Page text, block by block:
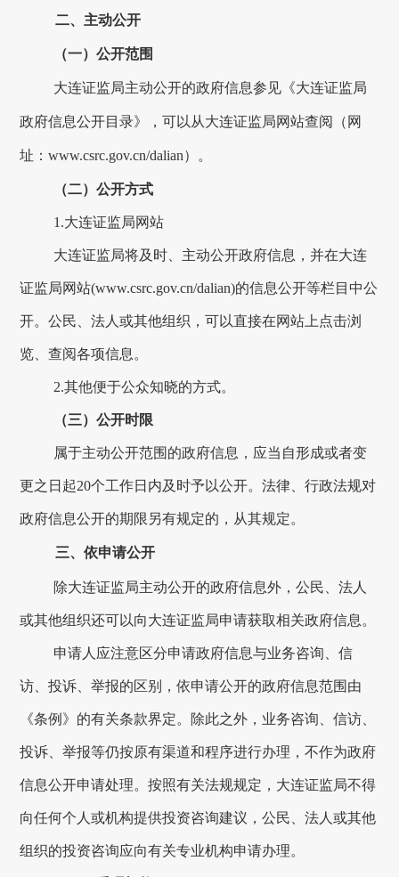
二、主动公开
（一）公开范围
大连证监局主动公开的政府信息参见《大连证监局
政府信息公开目录》，可以从大连证监局网站查阅（网
址：www.csrc.gov.cn/dalian）。
（二）公开方式
1.大连证监局网站
大连证监局将及时、主动公开政府信息，并在大连
证监局网站(www.csrc.gov.cn/dalian)的信息公开等栏目中公
开。公民、法人或其他组织，可以直接在网站上点击浏
览、查阅各项信息。
2.其他便于公众知晓的方式。
（三）公开时限
属于主动公开范围的政府信息，应当自形成或者变
更之日起20个工作日内及时予以公开。法律、行政法规对
政府信息公开的期限另有规定的，从其规定。
三、依申请公开
除大连证监局主动公开的政府信息外，公民、法人
或其他组织还可以向大连证监局申请获取相关政府信息。
申请人应注意区分申请政府信息与业务咨询、信
访、投诉、举报的区别，依申请公开的政府信息范围由
《条例》的有关条款界定。除此之外，业务咨询、信访、
投诉、举报等仍按原有渠道和程序进行办理，不作为政府
信息公开申请处理。按照有关法规规定， 大连证监局不得
向任何个人或机构提供投资咨询建议，公民、法人或其他
组织的投资咨询应向有关专业机构申请办理。